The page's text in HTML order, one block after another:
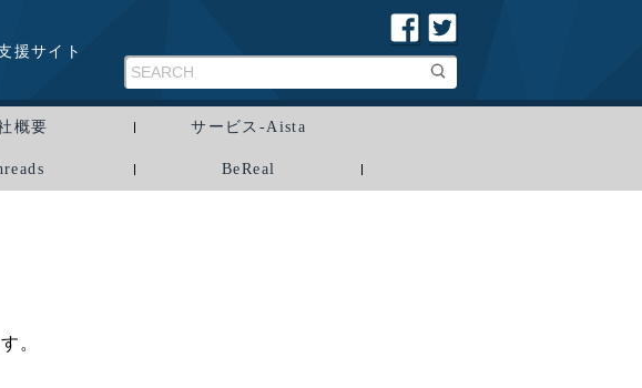
援サイト
概要 サービス-Aista
BeReal
。